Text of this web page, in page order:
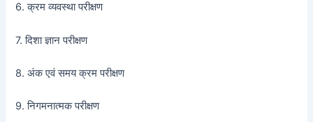
6. क्रम व्यवस्था परीक्षण
7. दिशा ज्ञान परीक्षण
8. अंक एवं समय क्रम परीक्षण
9. निगमनात्मक परीक्षण